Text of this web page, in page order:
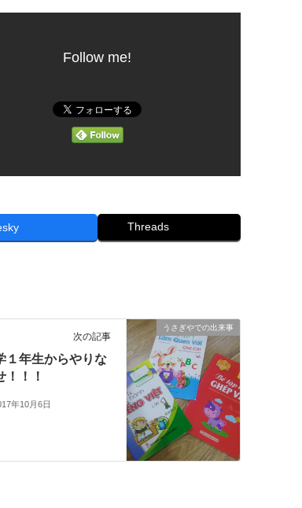
Follow me!
Threads
うさぎやでの出来事
次の記事
１年生からやりな
！！！
年10月6日